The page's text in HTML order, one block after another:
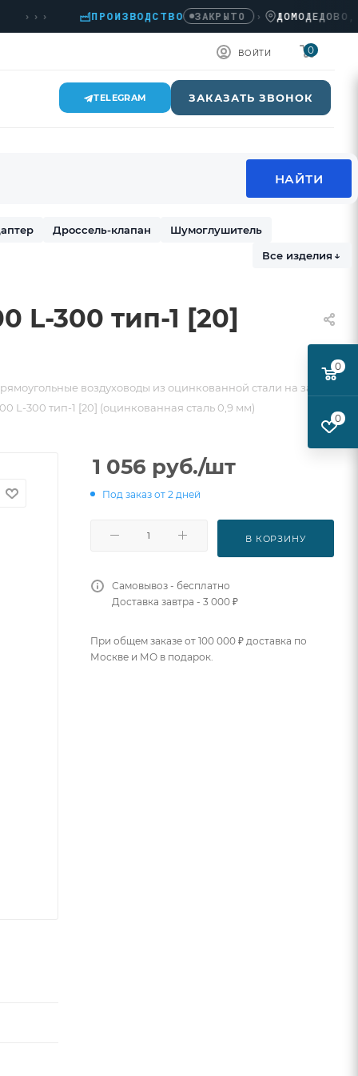
ПРОИЗВОДСТВО ЗАКРЫТО › ДОМОДЕДОВО,
ВОЙТИ 0
TELEGRAM ЗАКАЗАТЬ ЗВОНОК
Дроссель-клапан
Шумоглушитель
Все изделия ↓
L-300 тип-1 [20]
воздуховоды из оцинкованной стали на заказ
L-300 тип-1 [20] (оцинкованная сталь 0,9 мм)
1 056 руб./шт
Под заказ от 2 дней
В КОРЗИНУ
Самовывоз - бесплатно
Доставка завтра - 3 000 ₽
При общем заказе от 100 000 ₽ доставка по
Москве и МО в подарок.
0
0